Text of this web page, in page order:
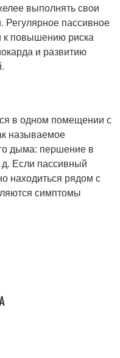
выполнять свои
Регулярное пассивное
к повышению риска
и развитию
в одном помещении с
называемое
дыма: першение в
д. Если пассивный
находиться рядом с
симптомы